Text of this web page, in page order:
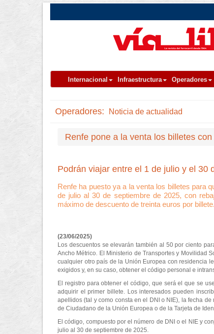
Internacional Infraestructura Operadores
Operadores: Noticia de actualidad
Renfe pone a la venta los billetes
Podrán viajar entre el 1 de julio y el 30
Renfe ha puesto ya a la venta los billetes para
de julio al 30 de septiembre de 2025, con
máximo de descuento de treinta euros por billete.
(23/06/2025)
Los descuentos se elevarán también al 50 por ciento
Ancho Métrico. El Ministerio de Transportes y Movilidad
cualquier otro país de la Unión Europea con residencia
exigidos y, en su caso, obtener el código personal e
El registro para obtener el código, que será el que se
adquirir el primer billete. Los interesados pueden
apellidos (tal y como consta en el DNI o NIE), la fecha
de Ciudadano de la Unión Europea o de la Tarjeta de
El código, compuesto por el número de DNI o el NIE y
julio al 30 de septiembre de 2025.